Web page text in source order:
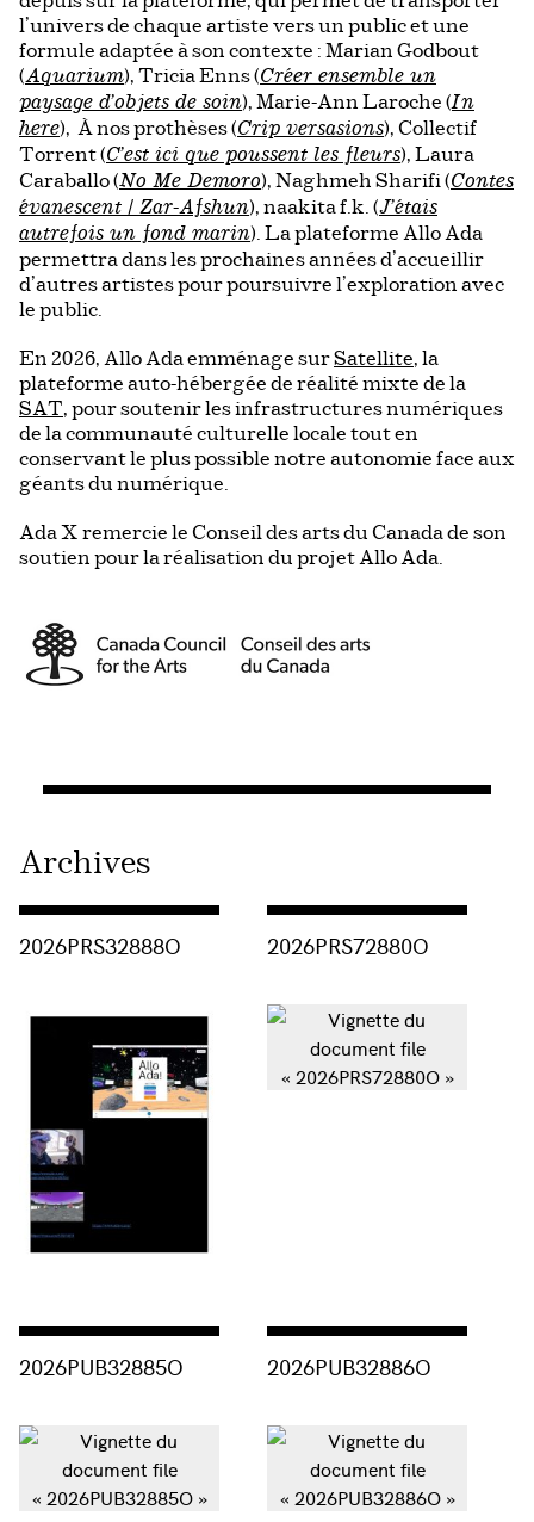
l’univers de chaque artiste vers un public et une
formule adaptée à son contexte : Marian Godbout
(Aquarium), Tricia Enns (Créer ensemble un
paysage d’objets de soin), Marie-Ann Laroche (In
here), À nos prothèses (Crip versasions), Collectif
Torrent (C’est ici que poussent les fleurs), Laura
Caraballo (No Me Demoro), Naghmeh Sharifi (Contes
évanescent / Zar-Afshun), naakita f.k. (J’étais
autrefois un fond marin). La plateforme Allo Ada
permettra dans les prochaines années d’accueillir
d’autres artistes pour poursuivre l’exploration avec
le public.
En 2026, Allo Ada emménage surSatellite, la
plateforme auto-hébergée de réalité mixte de la
SAT, pour soutenir les infrastructures numériques
de la communauté culturelle locale tout en
conservant le plus possible notre autonomie face aux
géants du numérique.
Ada X remercie le Conseil des arts du Canada de son
soutien pour la réalisation du projet Allo Ada.
Archives
2026PRS32888O 2026PRS72880O
2026PUB32885O 2026PUB32886O